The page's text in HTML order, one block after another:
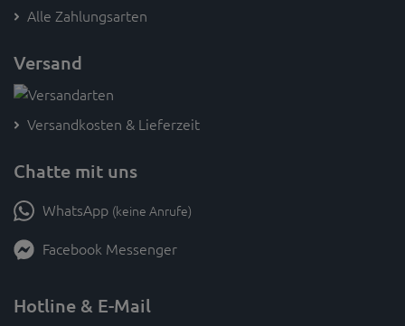
Alle Zahlungsarten
Versand
Versandkosten & Lieferzeit
Chatte mit uns
WhatsApp (keine Anrufe)
Facebook Messenger
Hotline & E-Mail